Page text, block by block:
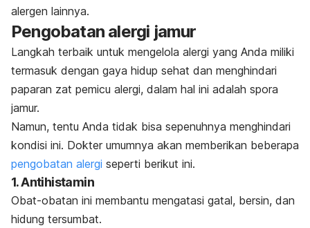
alergen lainnya.
Pengobatan alergi jamur
Langkah terbaik untuk mengelola alergi yang Anda miliki
termasuk dengan gaya hidup sehat dan menghindari
paparan zat pemicu alergi, dalam hal ini adalah spora
jamur.
Namun, tentu Anda tidak bisa sepenuhnya menghindari
kondisi ini. Dokter umumnya akan memberikan beberapa
pengobatan alergi seperti berikut ini.
1. Antihistamin
Obat-obatan ini membantu mengatasi gatal, bersin, dan
hidung tersumbat.